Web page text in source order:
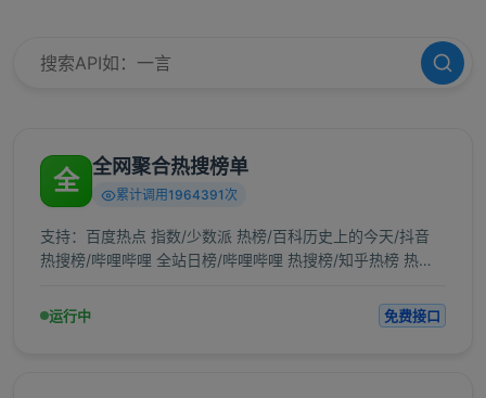
全 全网聚合热搜榜单
累计调用1964391次
支持：百度热点 指数/少数派 热榜/百科历史上的今天/抖音
热搜榜/哔哩哔哩 全站日榜/哔哩哔哩 热搜榜/知乎热榜 热度/
榜/ACFUN弹幕网/安全KER 热榜/懂球帝 热榜/爱范儿/稀土掘
运行中 免费接口